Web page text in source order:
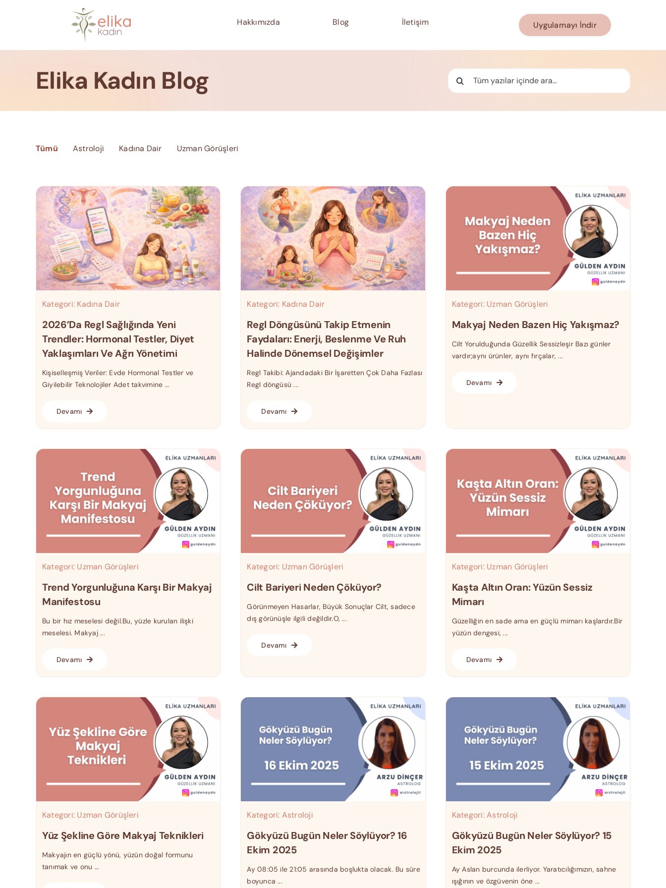
Hakkımızda Blog İletişim Uygulamayı İndir
Elika Kadın Blog Ara:
Tümü Astroloji Kadına Dair Uzman Görüşleri
Kategori: Kadına Dair
2026’da Regl Sağlığında Yeni
Trendler: Hormonal Testler, Diyet
Yaklaşımları Ve Ağrı Yönetimi
Kişiselleşmiş Veriler: Evde Hormonal Testler ve
Giyilebilir Teknolojiler Adet takvimine ...
Devamı
Kategori: Kadına Dair
Regl Döngüsünü Takip Etmenin
Faydaları: Enerji, Beslenme Ve Ruh
Halinde Dönemsel Değişimler
Regl Takibi: Ajandadaki Bir İşaretten Çok Daha Fazlası
Regl döngüsü ...
Devamı
Kategori: Uzman Görüşleri
Makyaj Neden Bazen Hiç Yakışmaz?
Cilt Yorulduğunda Güzellik Sessizleşir Bazı günler
vardır;aynı ürünler, aynı fırçalar, ...
Devamı
Kategori: Uzman Görüşleri
Trend Yorgunluğuna Karşı Bir Makyaj
Manifestosu
Bu bir hız meselesi değil.Bu, yüzle kurulan ilişki
meselesi. Makyaj ...
Devamı
Kategori: Uzman Görüşleri
Cilt Bariyeri Neden Çöküyor?
Görünmeyen Hasarlar, Büyük Sonuçlar Cilt, sadece
dış görünüşle ilgili değildir.O, ...
Devamı
Kategori: Uzman Görüşleri
Kaşta Altın Oran: Yüzün Sessiz
Mimarı
Güzelliğin en sade ama en güçlü mimarı kaşlardır.Bir
yüzün dengesi, ...
Devamı
Kategori: Uzman Görüşleri
Yüz Şekline Göre Makyaj Teknikleri
Makyajın en güçlü yönü, yüzün doğal formunu
tanımak ve onu ...
Kategori: Astroloji
Gökyüzü Bugün Neler Söylüyor? 16
Ekim 2025
Ay 08:05 ile 21:05 arasında boşlukta olacak. Bu süre
boyunca ...
Kategori:Astroloji
Gökyüzü Bugün Neler Söylüyor? 15
Ekim 2025
Ay Aslan burcunda ilerliyor. Yaratıcılığımızın, sahne
ışığının ve özgüvenin öne ...